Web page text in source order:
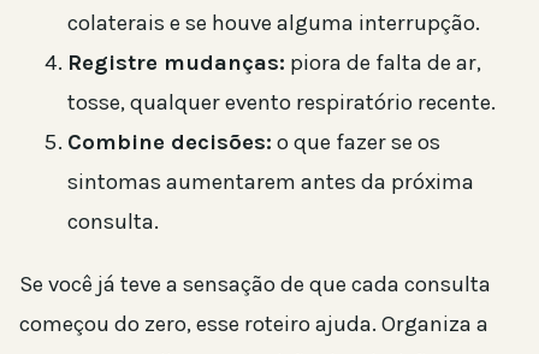
colaterais e se houve alguma interrupção.
Registre mudanças: piora de falta de ar,
tosse, qualquer evento respiratório recente.
Combine decisões: o que fazer se os
sintomas aumentarem antes da próxima
consulta.
Se você já teve a sensação de que cada consulta
começou do zero, esse roteiro ajuda. Organiza a